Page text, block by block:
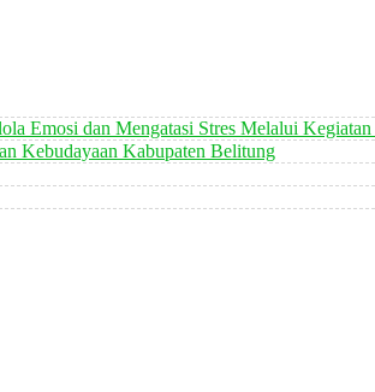
Emosi dan Mengatasi Stres Melalui
Kebudayaan Kabupaten Belitung